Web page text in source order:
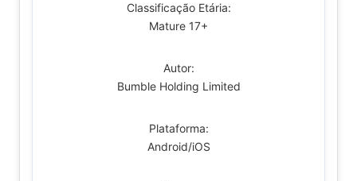
Classificação Etária:
Mature 17+
Autor:
Bumble Holding Limited
Plataforma:
Android/iOS